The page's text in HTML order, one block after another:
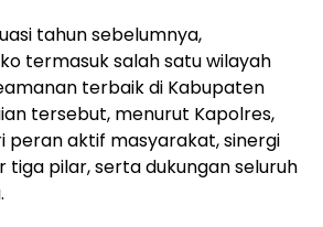
tahun sebelumnya,
termasuk salah satu wilayah
terbaik di Kabupaten
tersebut, menurut Kapolres,
peran aktif masyarakat, sinergi
tiga pilar, serta dukungan seluruh